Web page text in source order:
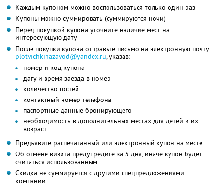
Каждым купоном можно воспользоваться только один раз
Купоны можно суммировать (суммируются ночи)
Перед покупкой купона уточните наличие мест на
интересующую дату
После покупки купона отправьте письмо на электронную почту
plotvichkinazavod@yandex.ru, указав:
номер и код купона
дату и время заезда в номер
количество гостей
контактный номер телефона
паспортные данные бронирующего
необходимость в дополнительных местах для детей и их
возраст
Предъявите распечатанный или электронный купон на месте
Об отмене визита предупредите за 3 дня, иначе купон будет
считаться использованным
Скидка не суммируется с другими спецпредложениями
компании